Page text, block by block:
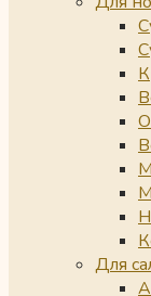
Для